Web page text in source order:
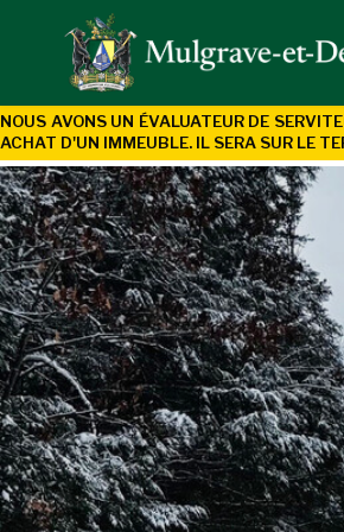
NOUS AVONS UN ÉVALUATEUR DE
ACHAT D'UN IMMEUBLE. IL SERA SUR LE